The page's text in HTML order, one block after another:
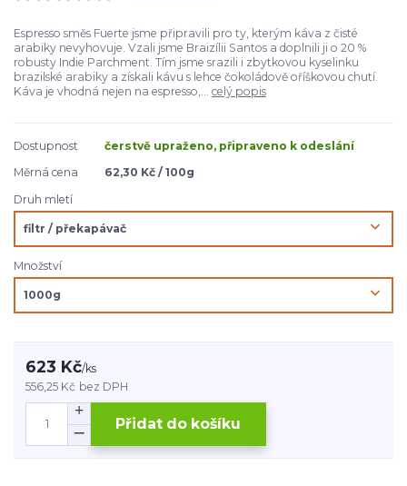
Espresso směs Fuerte jsme připravili pro ty, kterým káva z čisté
arabiky nevyhovuje. Vzali jsme Braizílii Santos a doplnili ji o 20 %
robusty Indie Parchment. Tím jsme srazili i zbytkovou kyselinku
brazilské arabiky a získali kávu s lehce čokoládově oříškovou chutí.
Káva je vhodná nejen na espresso,... celý popis
Dostupnost
čerstvě upraženo, připraveno k odeslání
Měrná cena
62,30 Kč / 100g
Druh mletí
Množství
623 Kč/ks
556,25 Kč bez DPH
Přidat do košíku